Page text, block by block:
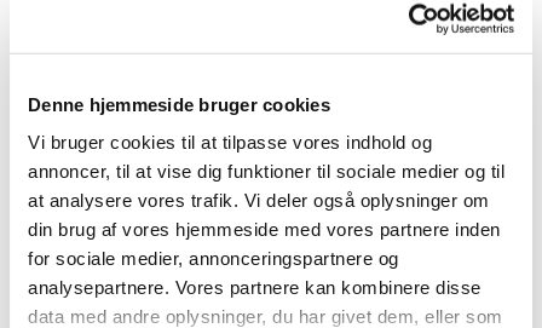
Denne hjemmeside bruger cookies
Vi bruger cookies til at tilpasse vores indhold og
annoncer, til at vise dig funktioner til sociale medier og til
at analysere vores trafik. Vi deler også oplysninger om
din brug af vores hjemmeside med vores partnere inden
for sociale medier, annonceringspartnere og
analysepartnere. Vores partnere kan kombinere disse
data med andre oplysninger, du har givet dem, eller som
en del ekstra prøver op til julekoncerten i kirken og
du også gerne deltage i en række gudstjenester i løbet
af kirkeåret, hvilket du får løn for.
Mere information på tlf. 56 14 232 88 eller
jersie.sogn@km.dk
Vi glæder os til, at du vil synge med – og blive